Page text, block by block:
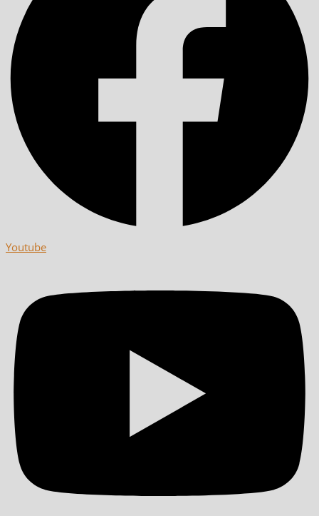
Youtube